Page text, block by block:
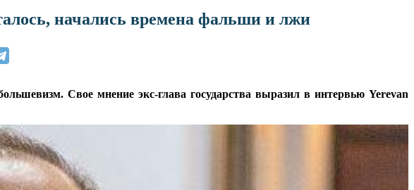
начались времена фальши и лжи
Свое мнение экс-глава государства выразил в интервью Yerevan